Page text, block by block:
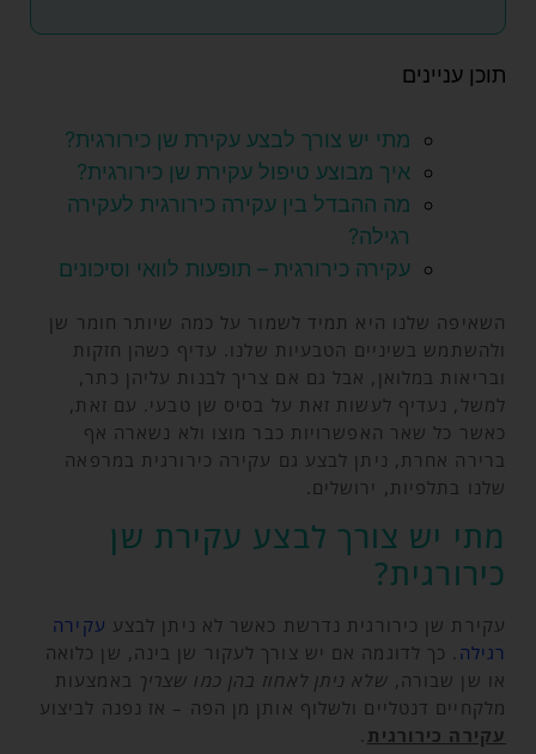
תוכן עניינים
מתי יש צורך לבצע עקירת שן כירורגית?
איך מבוצע טיפול עקירת שן כירורגית?
מה ההבדל בין עקירה כירורגית לעקירה
רגילה?
עקירה כירורגית – תופעות לוואי וסיכונים
השאיפה שלנו היא תמיד לשמור על כמה שיותר חומר שן
ולהשתמש בשיניים הטבעיות שלנו. עדיף כשהן חזקות
ובריאות במלואן, אבל גם אם צריך לבנות עליהן כתר,
למשל, נעדיף לעשות זאת על בסיס שן טבעי. עם זאת,
כאשר כל שאר האפשרויות כבר מוצו ולא נשארה אף
ברירה אחרת, ניתן לבצע גם עקירה כירורגית במרפאה
שלנו בתלפיות, ירושלים.
מתי יש צורך לבצע עקירת שן
כירורגית?
עקירת שן כירורגית נדרשת כאשר לא ניתן לבצע עקירה
רגילה . כך לדוגמה אם יש צורך לעקור שן בינה, שן כלואה
או שן שבורה, שלא ניתן לאחוז בהן כמו שצריך באמצעות
מלקחיים דנטליים ולשלוף אותן מן הפה – אז נפנה לביצוע
עקירה כירורגית